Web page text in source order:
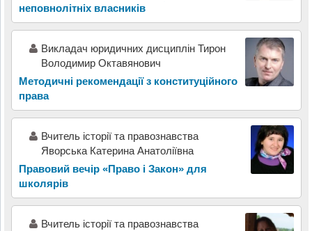
неповнолітніх власників
Викладач юридичних дисциплін Тирон
Володимир Октавянович
Методичні рекомендації з конституційного
права
Вчитель історії та правознавства
Яворська Катерина Анатоліївна
Правовий вечір «Право і Закон» для
школярів
Вчитель історії та правознавства